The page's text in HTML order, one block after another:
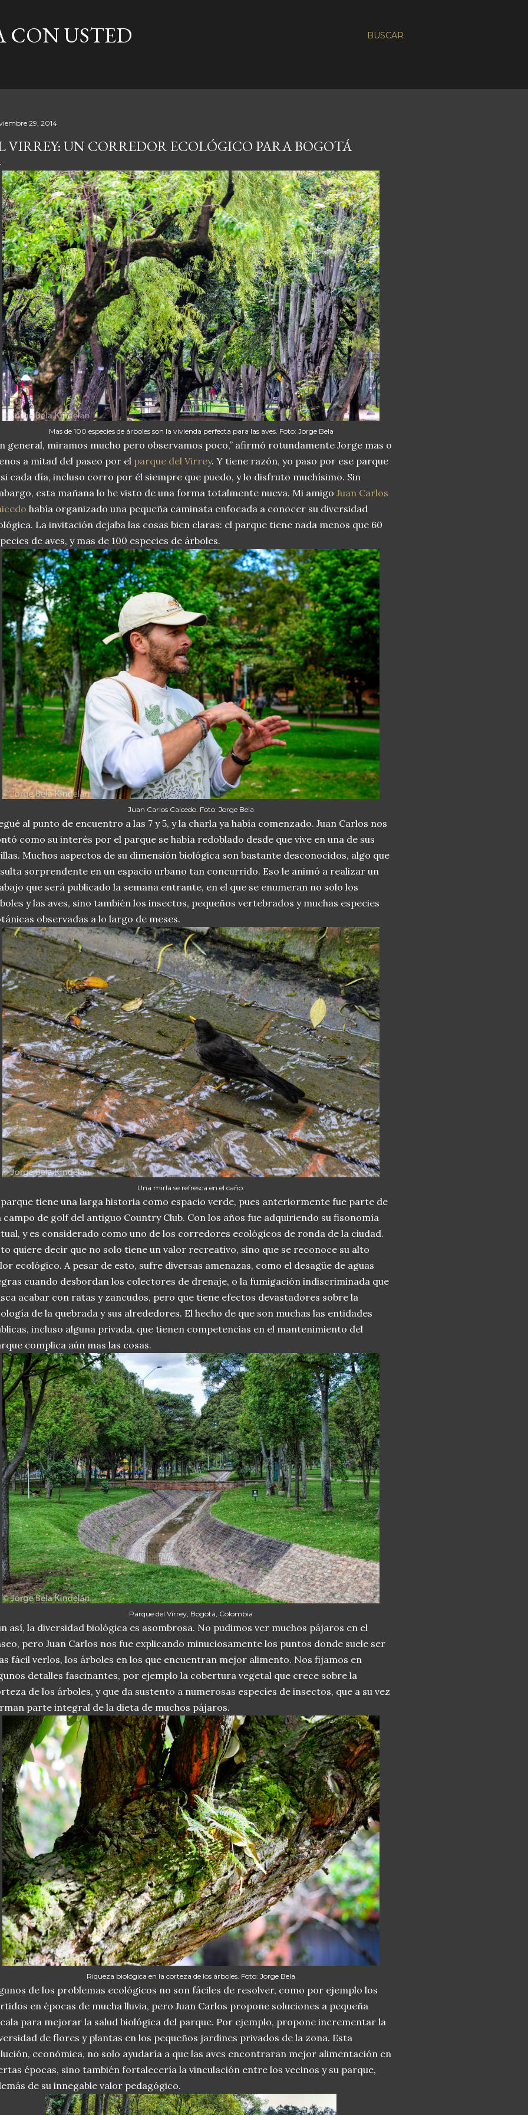
BUSCAR
CON USTED
29, 2014
VIRREY: UN CORREDOR ECOLÓGICO PARA BOGOTÁ
Mas de 100 especies de árboles son la vivienda perfecta para las aves. Foto: Jorge Bela
general, miramos mucho pero observamos poco,” afirmó rotundamente Jorge mas o
a mitad del paseo por el parque del Virrey. Y tiene razón, yo paso por ese parque
cada día, incluso corro por él siempre que puedo, y lo disfruto muchísimo. Sin
esta mañana lo he visto de una forma totalmente nueva. Mi amigo Juan Carlos
había organizado una pequeña caminata enfocada a conocer su diversidad
La invitación dejaba las cosas bien claras: el parque tiene nada menos que 60
de aves, y mas de 100 especies de árboles.
Juan Carlos Caicedo. Foto: Jorge Bela
al punto de encuentro a las 7 y 5, y la charla ya había comenzado. Juan Carlos nos
como su interés por el parque se había redoblado desde que vive en una de sus
Muchos aspectos de su dimensión biológica son bastante desconocidos, algo que
sorprendente en un espacio urbano tan concurrido. Eso le animó a realizar un
que será publicado la semana entrante, en el que se enumeran no solo los
y las aves, sino también los insectos, pequeños vertebrados y muchas especies
observadas a lo largo de meses.
Una mirla se refresca en el caño.
tiene una larga historia como espacio verde, pues anteriormente fue parte de
campo de golf del antiguo Country Club. Con los años fue adquiriendo su fisonomía
y es considerado como uno de los corredores ecológicos de ronda de la ciudad.
quiere decir que no solo tiene un valor recreativo, sino que se reconoce su alto
ecológico. A pesar de esto, sufre diversas amenazas, como el desagüe de aguas
cuando desbordan los colectores de drenaje, o la fumigación indiscriminada que
acabar con ratas y zancudos, pero que tiene efectos devastadores sobre la
de la quebrada y sus alrededores. El hecho de que son muchas las entidades
incluso alguna privada, que tienen competencias en el mantenimiento del
complica aún mas las cosas.
Parque del Virrey, Bogotá, Colombia
así, la diversidad biológica es asombrosa. No pudimos ver muchos pájaros en el
pero Juan Carlos nos fue explicando minuciosamente los puntos donde suele ser
fácil verlos, los árboles en los que encuentran mejor alimento. Nos fijamos en
detalles fascinantes, por ejemplo la cobertura vegetal que crece sobre la
de los árboles, y que da sustento a numerosas especies de insectos, que a su vez
parte integral de la dieta de muchos pájaros.
Riqueza biológica en la corteza de los árboles. Foto: Jorge Bela
de los problemas ecológicos no son fáciles de resolver, como por ejemplo los
en épocas de mucha lluvia, pero Juan Carlos propone soluciones a pequeña
para mejorar la salud biológica del parque. Por ejemplo, propone incrementar la
de flores y plantas en los pequeños jardines privados de la zona. Esta
económica, no solo ayudaría a que las aves encontraran mejor alimentación en
épocas, sino también fortalecería la vinculación entre los vecinos y su parque,
de su innegable valor pedagógico.